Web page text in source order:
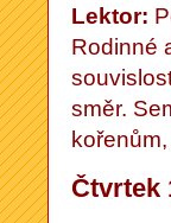
Lektor:
Rodinné
směr.
Čtvrtek